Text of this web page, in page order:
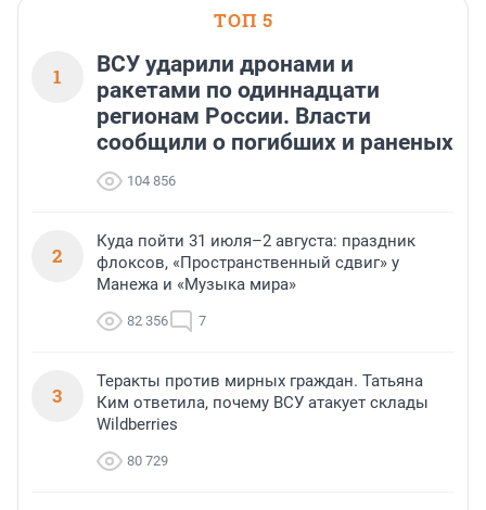
ТОП 5
1
ВСУ ударили дронами и
ракетами по одиннадцати
регионам России. Власти
сообщили о погибших и раненых
104 856
2
Куда пойти 31 июля–2 августа: праздник
флоксов, «Пространственный сдвиг» у
Манежа и «Музыка мира»
82 356 7
3
Теракты против мирных граждан. Татьяна
Ким ответила, почему ВСУ атакует склады
Wildberries
80 729